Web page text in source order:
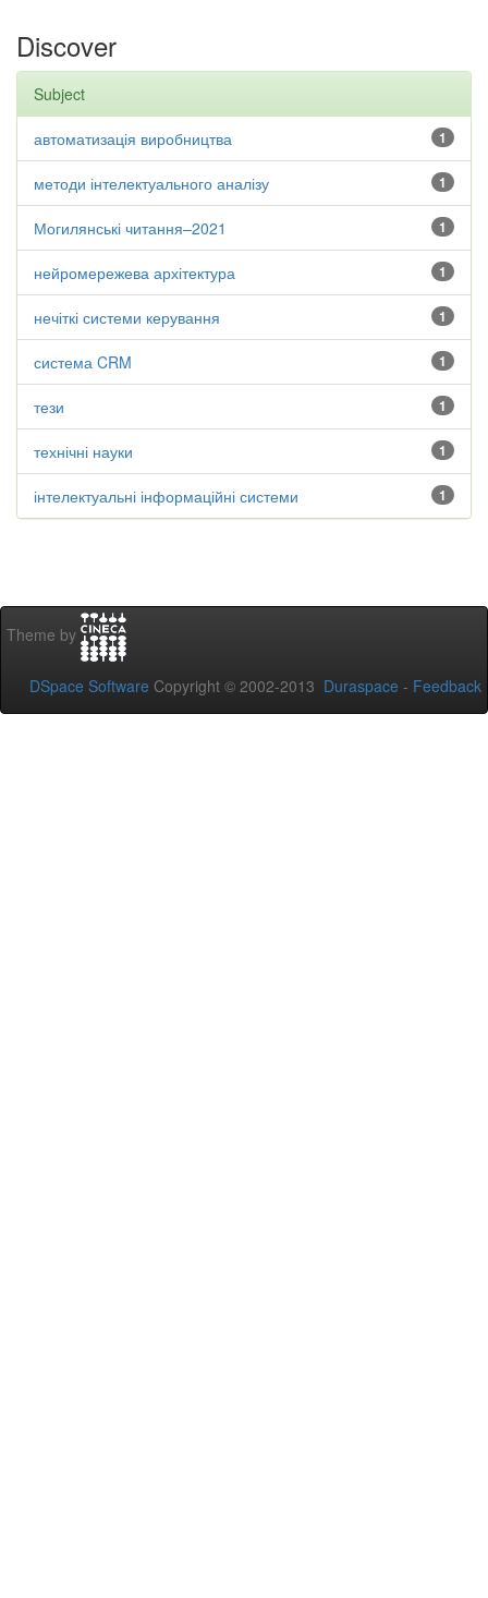
Discover
Subject
1
автоматизація виробництва
1
методи інтелектуального аналізу
1
Могилянські читання–2021
1
нейромережева архітектура
1
нечіткі системи керування
1
система CRM
1
тези
1
технічні науки
1
інтелектуальні інформаційні системи
Theme by
DSpace Software Copyright © 2002-2013 Duraspace - Feedback